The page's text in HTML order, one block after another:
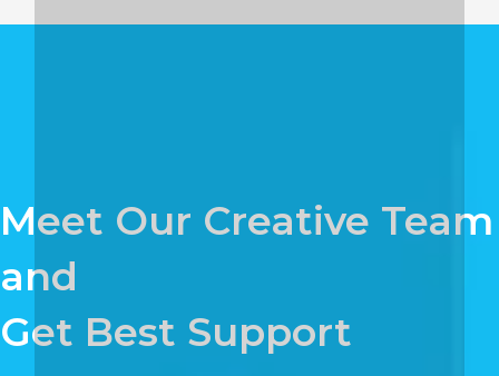
Meet Our Creative Team
and
Get Best Support